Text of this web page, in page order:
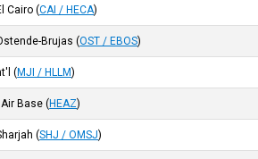
Cairo (CAI / HECA)
Brujas (OST / EBOS)
(MJI / HLLM)
Base (HEAZ)
(SHJ / OMSJ)